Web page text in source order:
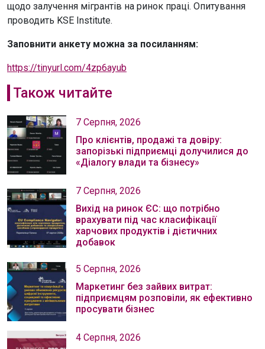
щодо залучення мігрантів на ринок праці. Опитування
проводить KSE Institute.
Заповнити анкету можна за посиланням:
https://tinyurl.com/4zp6ayub
Також читайте
7 Серпня, 2026
Про клієнтів, продажі та довіру:
запорізькі підприємці долучилися до
«Діалогу влади та бізнесу»
7 Серпня, 2026
Вихід на ринок ЄС: що потрібно
врахувати під час класифікації
харчових продуктів і дієтичних
добавок
5 Серпня, 2026
Маркетинг без зайвих витрат:
підприємцям розповіли, як ефективно
просувати бізнес
4 Серпня, 2026